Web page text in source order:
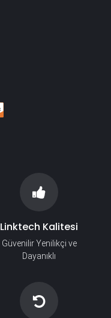
Linktech Kalitesi
Güvenilir Yenilikçi ve
Dayanıklı